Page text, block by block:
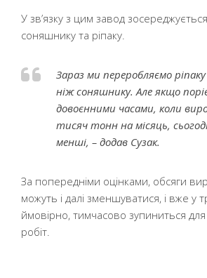
У зв’язку з цим завод
соняшнику та ріпаку.
Зараз ми переробляємо ріпаку
ніж соняшнику. Але якщо
довоєнними часами, коли
тисяч тонн на місяць,
менші, – додав Сузак.
За попередніми оцінками, обсяги
можуть і далі зменшуватися, і вже у
ймовірно, тимчасово зупиниться
робіт.